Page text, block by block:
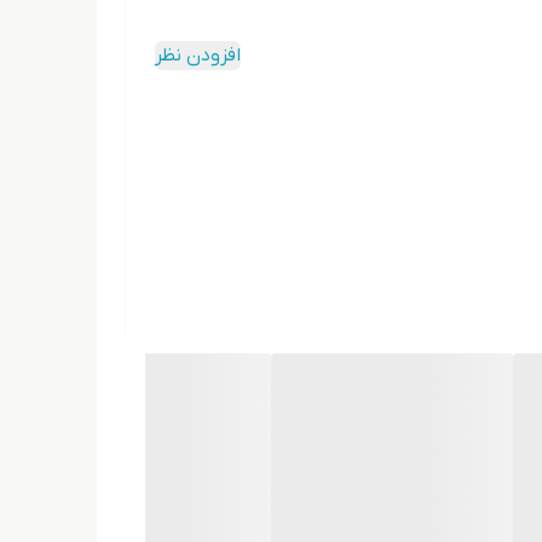
افزودن نظر